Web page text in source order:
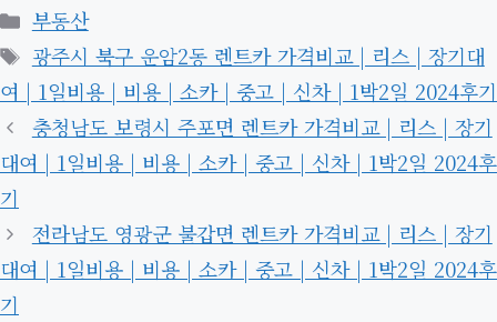
카
테
고
리
부동산
태
그
광주시 북구 운암2동 렌트카 가격비교 | 리스 | 장기대
여 | 1일비용 | 비용 | 소카 | 중고 | 신차 | 1박2일 2024후기
충청남도 보령시 주포면 렌트카 가격비교 | 리스 | 장기
대여 | 1일비용 | 비용 | 소카 | 중고 | 신차 | 1박2일 2024후
기
전라남도 영광군 불갑면 렌트카 가격비교 | 리스 | 장기
대여 | 1일비용 | 비용 | 소카 | 중고 | 신차 | 1박2일 2024후
기